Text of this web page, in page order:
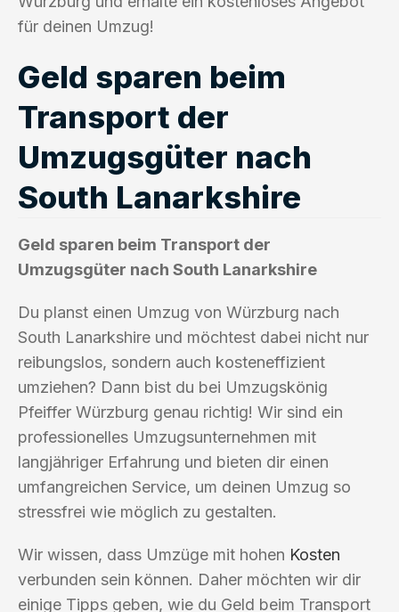
für deinen Umzug!
Geld sparen beim
Transport der
Umzugsgüter nach
South Lanarkshire
Geld sparen beim Transport der
Umzugsgüter nach South Lanarkshire
Du planst einen Umzug von Würzburg nach
South Lanarkshire und möchtest dabei nicht nur
reibungslos, sondern auch kosteneffizient
umziehen? Dann bist du bei Umzugskönig
Pfeiffer Würzburg genau richtig! Wir sind ein
professionelles Umzugsunternehmen mit
langjähriger Erfahrung und bieten dir einen
umfangreichen Service, um deinen Umzug so
stressfrei wie möglich zu gestalten.
Wir wissen, dass Umzüge mit hohen Kosten
verbunden sein können. Daher möchten wir dir
einige Tipps geben, wie du Geld beim Transport